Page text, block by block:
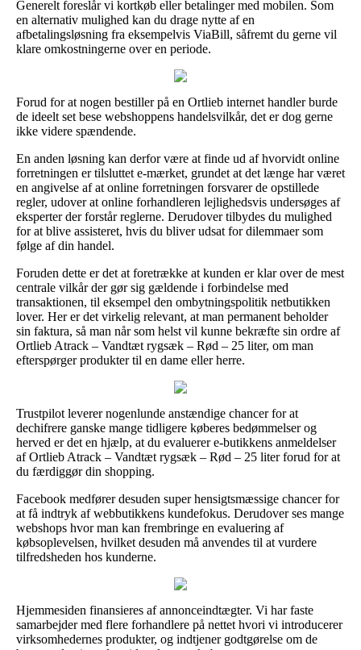
Generelt foreslår vi kortkøb eller betalinger med mobilen. Som
en alternativ mulighed kan du drage nytte af en
afbetalingsløsning fra eksempelvis ViaBill, såfremt du gerne vil
klare omkostningerne over en periode.
Forud for at nogen bestiller på en Ortlieb internet handler burde
de ideelt set bese webshoppens handelsvilkår, det er dog gerne
ikke videre spændende.
En anden løsning kan derfor være at finde ud af hvorvidt online
forretningen er tilsluttet e-mærket, grundet at det længe har været
en angivelse af at online forretningen forsvarer de opstillede
regler, udover at online forhandleren lejlighedsvis undersøges af
eksperter der forstår reglerne. Derudover tilbydes du mulighed
for at blive assisteret, hvis du bliver udsat for dilemmaer som
følge af din handel.
Foruden dette er det at foretrække at kunden er klar over de mest
centrale vilkår der gør sig gældende i forbindelse med
transaktionen, til eksempel den ombytningspolitik netbutikken
lover. Her er det virkelig relevant, at man permanent beholder
sin faktura, så man når som helst vil kunne bekræfte sin ordre af
Ortlieb Atrack – Vandtæt rygsæk – Rød – 25 liter, om man
efterspørger produkter til en dame eller herre.
Trustpilot leverer nogenlunde anstændige chancer for at
dechifrere ganske mange tidligere køberes bedømmelser og
herved er det en hjælp, at du evaluerer e-butikkens anmeldelser
af Ortlieb Atrack – Vandtæt rygsæk – Rød – 25 liter forud for at
du færdiggør din shopping.
Facebook medfører desuden super hensigtsmæssige chancer for
at få indtryk af webbutikkens kundefokus. Derudover ses mange
webshops hvor man kan frembringe en evaluering af
købsoplevelsen, hvilket desuden må anvendes til at vurdere
tilfredsheden hos kunderne.
Hjemmesiden finansieres af annonceindtægter. Vi har faste
samarbejder med flere forhandlere på nettet hvori vi introducerer
virksomhedernes produkter, og indtjener godtgørelse om de